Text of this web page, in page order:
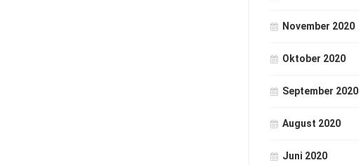
November 2020
Oktober 2020
September 2020
August 2020
Juni 2020